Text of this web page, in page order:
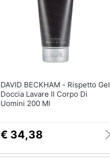
DAVID BECKHAM - Rispetto Gel
Doccia Lavare Il Corpo Di
Uomini 200 Ml
€ 34,38